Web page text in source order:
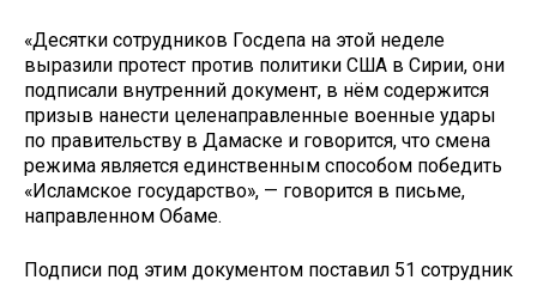
«Десятки сотрудников Госдепа на этой неделе
выразили протест против политики США в Сирии, они
подписали внутренний документ, в нём содержится
призыв нанести целенаправленные военные удары
по правительству в Дамаске и говорится, что смена
режима является единственным способом победить
«Исламское государство», — говорится в письме,
направленном Обаме.
Подписи под этим документом поставил 51 сотрудник